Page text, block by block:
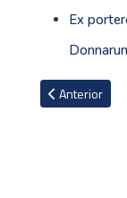
Ex
Artículo
Anterior